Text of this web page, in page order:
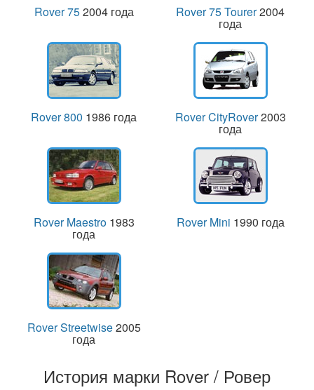
Rover 752004 года Rover 75 Tourer2004
года
Rover 800 1986 года Rover CityRover2003
года
Rover Maestro1983
года
Rover Mini 1990 года
Rover Streetwise2005
года
История марки Rover / Ровер